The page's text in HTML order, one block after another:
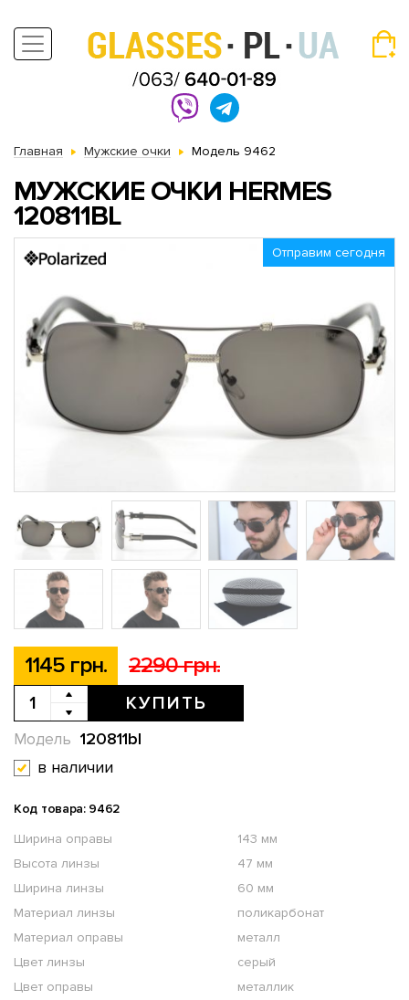
Главная Мужские очки Модель 9462
МУЖСКИЕ ОЧКИ HERMES
120811BL
Отправим сегодня
1145 грн. 2290 грн.
КУПИТЬ
120811bl
Модель
в наличии
Код товара: 9462
Ширина оправы
143 мм
Высота линзы
47 мм
Ширина линзы
60 мм
Материал линзы
поликарбонат
Материал оправы
металл
Цвет линзы
серый
Цвет оправы
металлик